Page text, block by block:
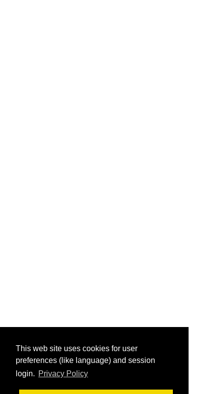
This web site uses cookies for user
preferences (like language) and session
login. Privacy Policy